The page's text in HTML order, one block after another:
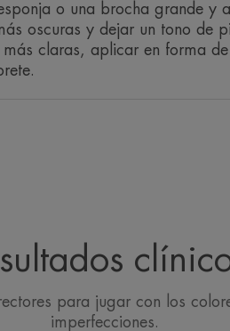
Beneficios
• REALZA la tez e ilumina
• FIJA el maquillaje de
Aroma del contenido
Sin perfume
o una brocha grande y
oscuras y dejar un tono de
más claras, aplicar en forma
para jugar con los
imperfecciones.